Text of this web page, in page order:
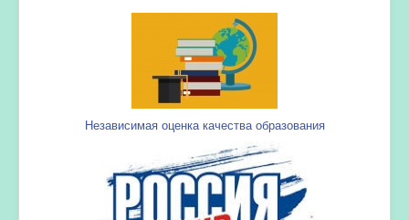
Независимая оценка качества образования